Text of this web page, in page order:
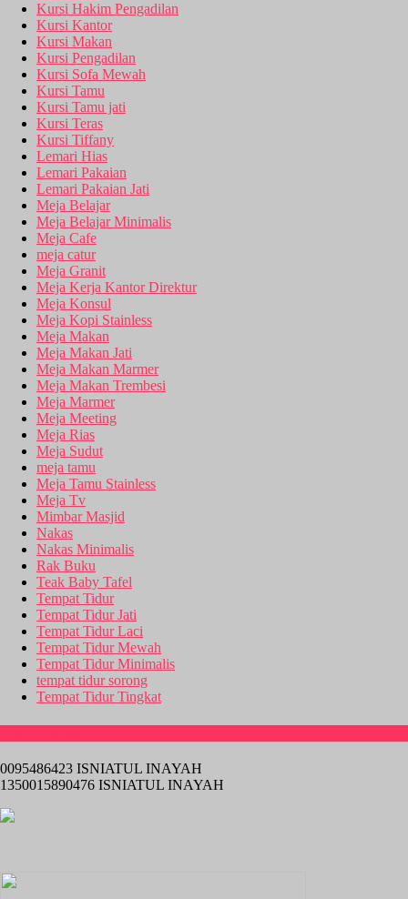
Kursi Hakim Pengadilan
Kursi Kantor
Kursi Makan
Kursi Pengadilan
Kursi Sofa Mewah
Kursi Tamu
Kursi Tamu jati
Kursi Teras
Kursi Tiffany
Lemari Hias
Lemari Pakaian
Lemari Pakaian Jati
Meja Belajar
Meja Belajar Minimalis
Meja Cafe
meja catur
Meja Granit
Meja Kerja Kantor Direktur
Meja Konsul
Meja Kopi Stainless
Meja Makan
Meja Makan Jati
Meja Makan Marmer
Meja Makan Trembesi
Meja Marmer
Meja Meeting
Meja Rias
Meja Sudut
meja tamu
Meja Tamu Stainless
Meja Tv
Mimbar Masjid
Nakas
Nakas Minimalis
Rak Buku
Teak Baby Tafel
Tempat Tidur
Tempat Tidur Jati
Tempat Tidur Laci
Tempat Tidur Mewah
Tempat Tidur Minimalis
tempat tidur sorong
Tempat Tidur Tingkat
0095486423 ISNIATUL INAYAH
1350015890476 ISNIATUL INAYAH